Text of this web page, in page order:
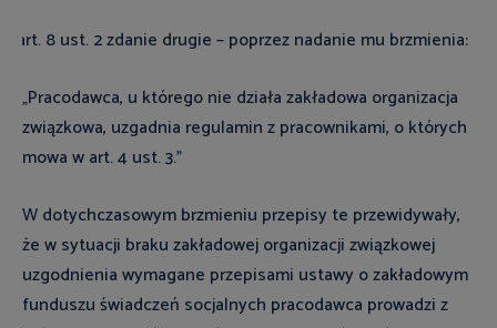
art. 8 ust. 2 zdanie drugie – poprzez nadanie mu brzmienia:
„Pracodawca, u którego nie działa zakładowa organizacja
związkowa, uzgadnia regulamin z pracownikami, o których
mowa w art. 4 ust. 3.”
W dotychczasowym brzmieniu przepisy te przewidywały,
że w sytuacji braku zakładowej organizacji związkowej
uzgodnienia wymagane przepisami ustawy o zakładowym
funduszu świadczeń socjalnych pracodawca prowadzi z